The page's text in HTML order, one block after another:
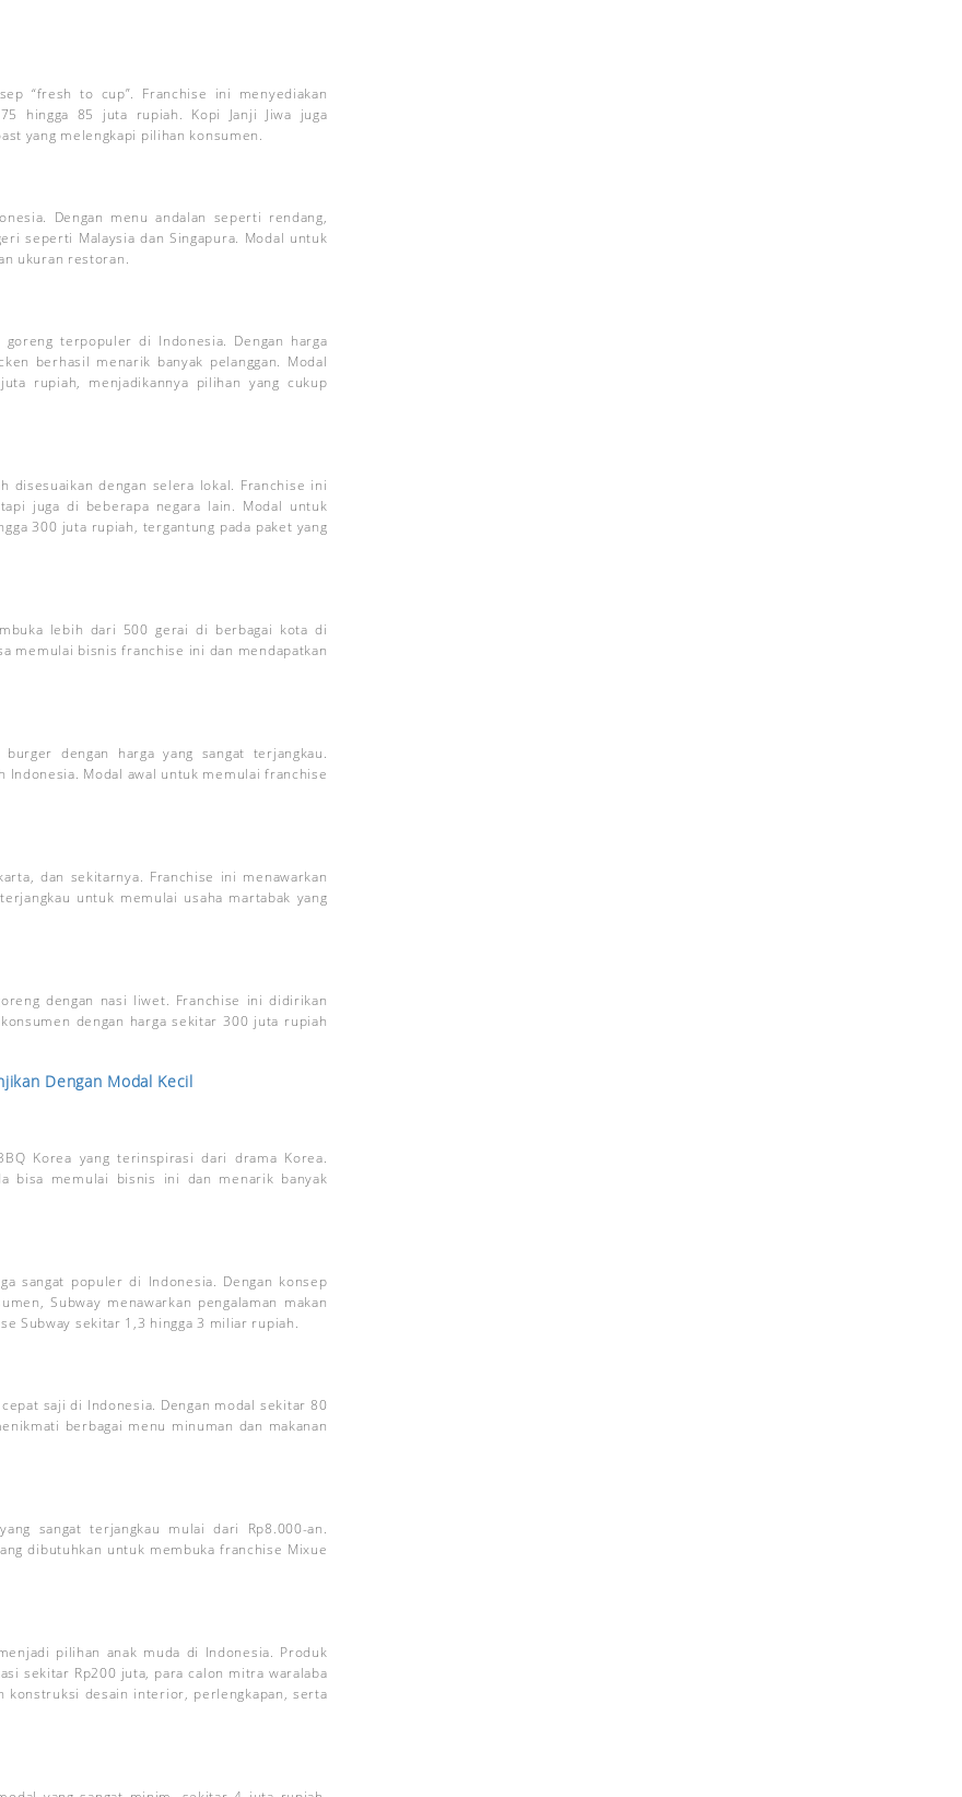
“fresh to cup”. Franchise ini menyediakan
hingga 85 juta rupiah. Kopi Janji Jiwa juga
yang melengkapi pilihan konsumen.
Dengan menu andalan seperti rendang,
seperti Malaysia dan Singapura. Modal untuk
ukuran restoran.
terpopuler di Indonesia. Dengan harga
berhasil menarik banyak pelanggan. Modal
rupiah, menjadikannya pilihan yang cukup
disesuaikan dengan selera lokal. Franchise ini
juga di beberapa negara lain. Modal untuk
300 juta rupiah, tergantung pada paket yang
lebih dari 500 gerai di berbagai kota di
memulai bisnis franchise ini dan mendapatkan
dengan harga yang sangat terjangkau.
Modal awal untuk memulai franchise
dan sekitarnya. Franchise ini menawarkan
untuk memulai usaha martabak yang
dengan nasi liwet. Franchise ini didirikan
dengan harga sekitar 300 juta rupiah
Dengan Modal Kecil
Korea yang terinspirasi dari drama Korea.
bisa memulai bisnis ini dan menarik banyak
sangat populer di Indonesia. Dengan konsep
Subway menawarkan pengalaman makan
Subway sekitar 1,3 hingga 3 miliar rupiah.
saji di Indonesia. Dengan modal sekitar 80
berbagai menu minuman dan makanan
sangat terjangkau mulai dari Rp8.000-an.
dibutuhkan untuk membuka franchise Mixue
pilihan anak muda di Indonesia. Produk
sekitar Rp200 juta, para calon mitra waralaba
konstruksi desain interior, perlengkapan, serta